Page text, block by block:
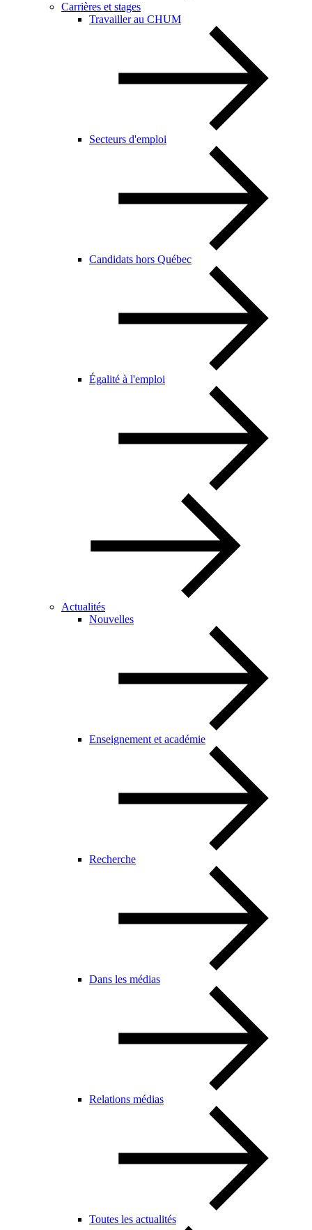
Carrières et stages
Travailler au CHUM
Secteurs d'emploi
Candidats hors Québec
Égalité à l'emploi
Actualités
Nouvelles
Enseignement et académie
Recherche
Dans les médias
Relations médias
Toutes les actualités